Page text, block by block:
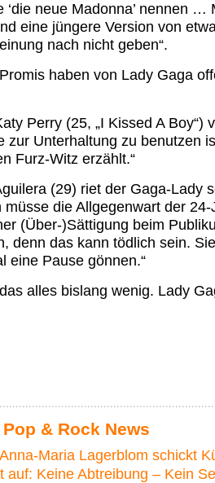
‘die neue Madonna’ nennen …
eine jüngere Version von
nach nicht geben“.
haben von Lady Gaga
Perry (25, „I Kissed A Boy“)
zur Unterhaltung zu benutzen
Furz-Witz erzählt.“
(29) riet der Gaga-Lady
müsse die Allgegenwart der
(Über-)Sättigung beim
denn das kann tödlich sein.
eine Pause gönnen.“
alles bislang wenig. Lady
Pop & Rock News
Maria Lagerblom schickt
auf: Keine Abtreibung – Kein